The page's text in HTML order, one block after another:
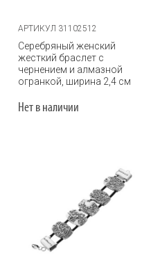
АРТИКУЛ 31102512
Серебряный женский
жесткий браслет с
чернением и алмазной
огранкой, ширина 2,4 см
Нет в наличии